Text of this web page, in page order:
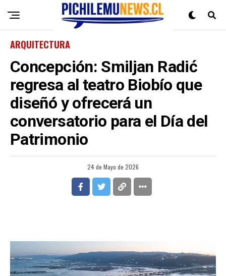
ARQUITECTURA
Concepción: Smiljan Radić
regresa al teatro Biobío que
diseñó y ofrecerá un
conversatorio para el Día del
Patrimonio
24 de Mayo de 2026